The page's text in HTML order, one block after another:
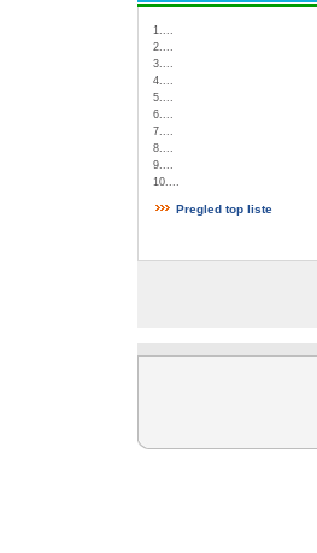
1....
2....
3....
4....
5....
6....
7....
8....
9....
10....
Pregled top liste